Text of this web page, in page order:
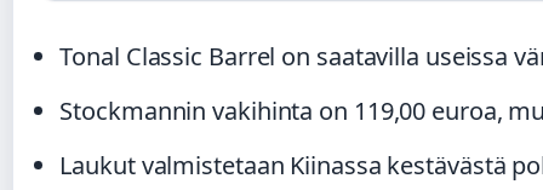
Tonal Classic Barrel on saatavilla useissa
Stockmannin vakihinta on 119,00 euroa,
Laukut valmistetaan Kiinassa kestävästä